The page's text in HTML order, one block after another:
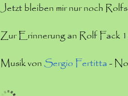
Jetzt bleiben mir nur noch
Zur Erinnerung an Rolf Fack
Musik vonSergio Fertitta-